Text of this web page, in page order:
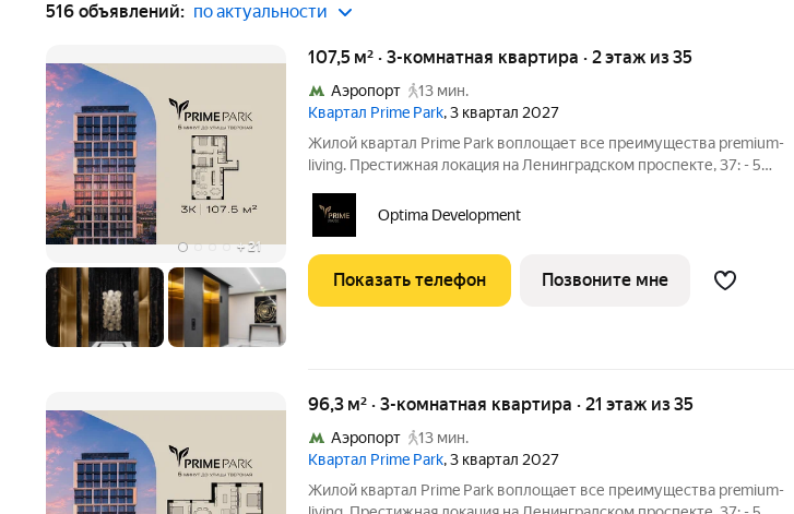
516 объявлений: по актуальности
+21
107,5 м² · 3-комнатная квартира · 2 этаж из 35
Аэропорт
13 мин.
Квартал Prime Park, 3 квартал 2027
Жилой квартал Prime Park воплощает все преимущества premium-
living. Престижная локация на Ленинградском проспекте, 37: - 5
20 мин. до аэропорта «Шереметьево» или «Москва-Сити», - 4
Optima Development
Показать телефон Позвоните мне
96,3 м² · 3-комнатная квартира · 21 этаж из 35
Аэропорт
13 мин.
Квартал Prime Park, 3 квартал 2027
Жилой квартал Prime Park воплощает все преимущества premium-